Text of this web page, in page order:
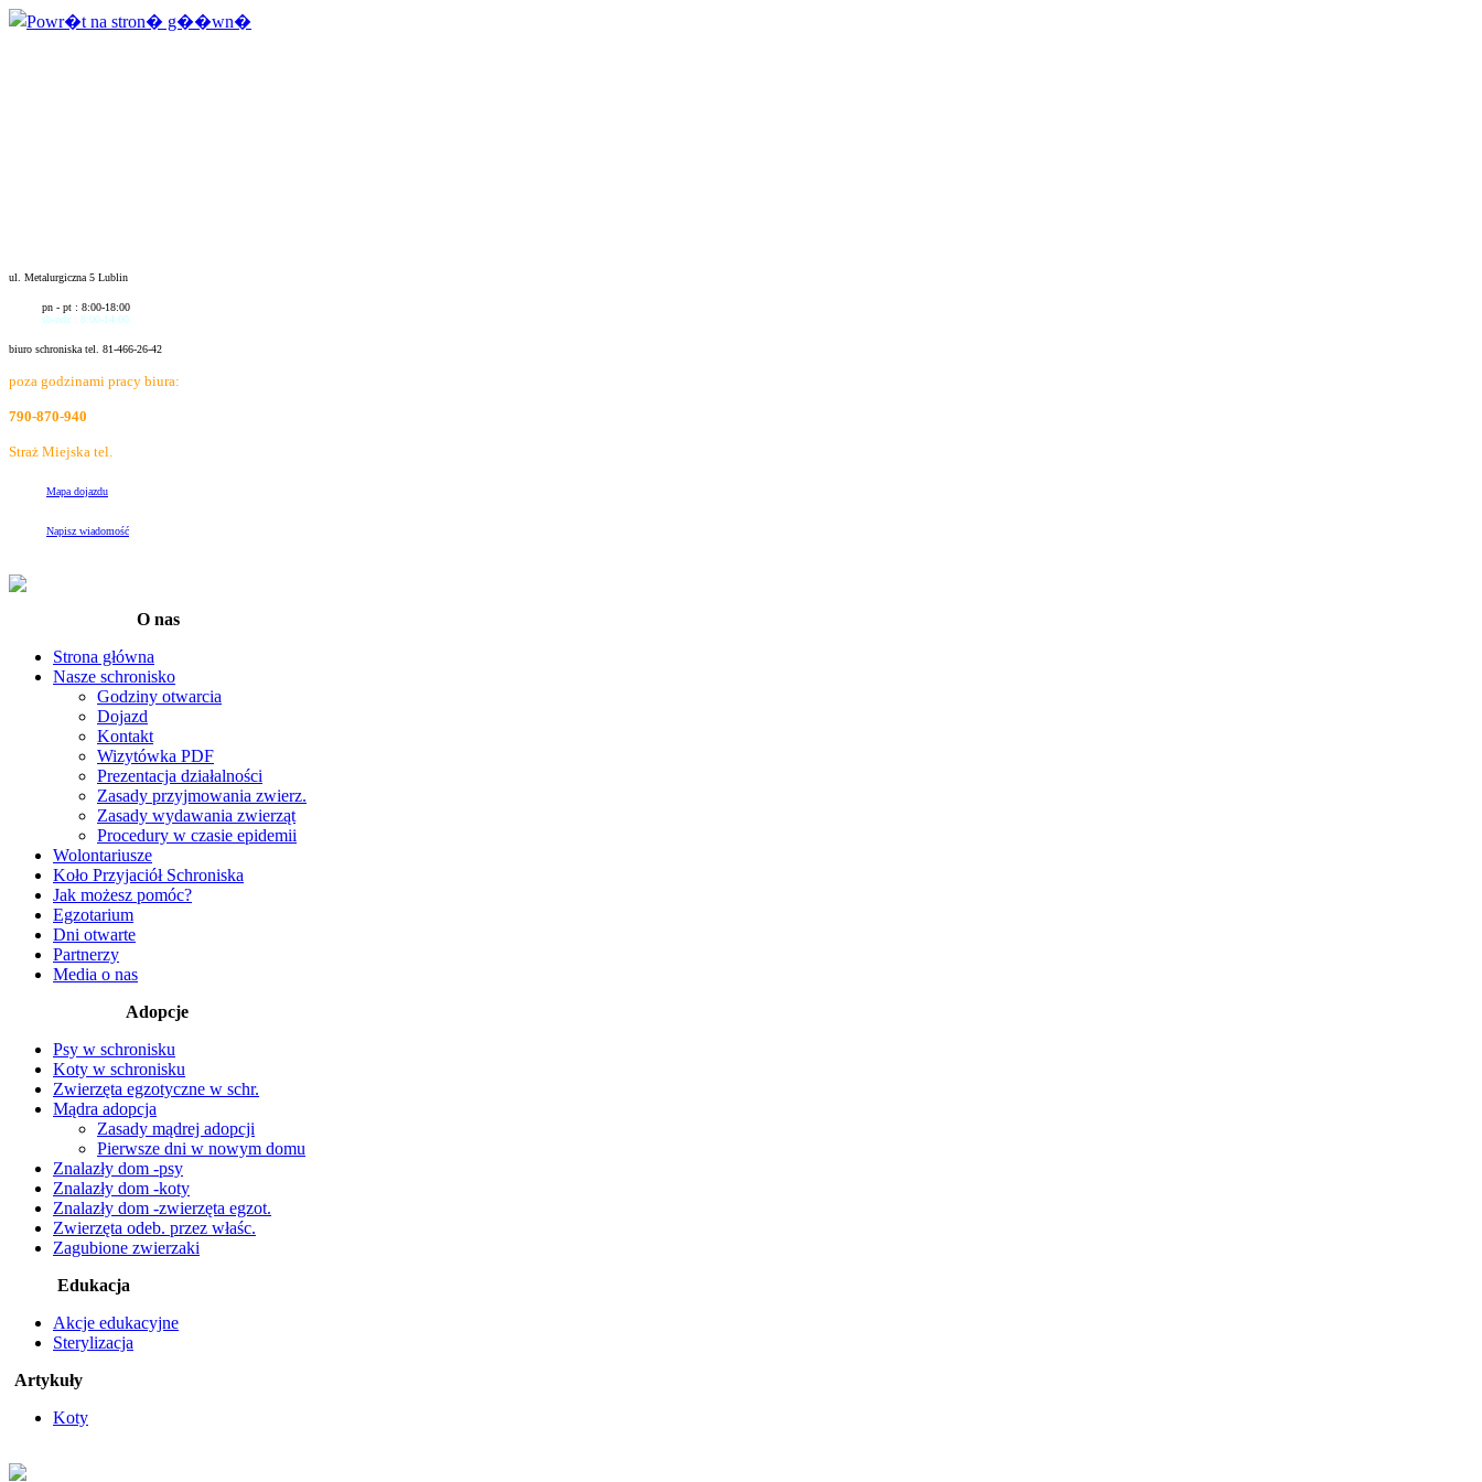
ul. Metalurgiczna 5 Lublin
pn - pt : 8:00-18:00
sb-ndz : 8:00-14:00
biuro schroniska tel. 81-466-26-42
poza godzinami pracy biura:
790-870-940
Straż Miejska tel.
Mapa dojazdu
Napisz wiadomość
O nas
Strona główna
Nasze schronisko
Godziny otwarcia
Dojazd
Kontakt
Wizytówka PDF
Prezentacja działalności
Zasady przyjmowania zwierz.
Zasady wydawania zwierząt
Procedury w czasie epidemii
Wolontariusze
Koło Przyjaciół Schroniska
Jak możesz pomóc?
Egzotarium
Dni otwarte
Partnerzy
Media o nas
Adopcje
Psy w schronisku
Koty w schronisku
Zwierzęta egzotyczne w schr.
Mądra adopcja
Zasady mądrej adopcji
Pierwsze dni w nowym domu
Znalazły dom -psy
Znalazły dom -koty
Znalazły dom -zwierzęta egzot.
Zwierzęta odeb. przez właśc.
Zagubione zwierzaki
Edukacja
Akcje edukacyjne
Sterylizacja
Artykuły
Koty